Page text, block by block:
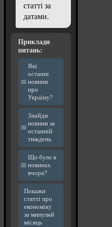
статті за
датами.
Приклади
питань:
Які
останні
новини
про
Україну?
Знайди
новини за
останній
тиждень
Що було в
новинах
вчора?
Покажи
статті про
економіку
за минулий
місяць